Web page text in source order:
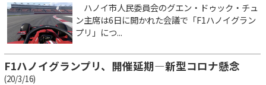
ハノイ市人民委員会のグエン・ドゥック・チュ
ン主席は6日に開かれた会議で「F1ハノイグラン
プリ」につ...
F1ハノイグランプリ、開催延期―新型コロナ懸念
(20/3/16)